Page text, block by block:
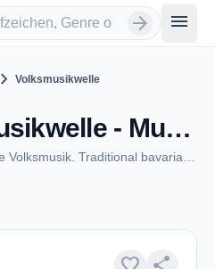
arrow_forward menu
chevron_right Volksmusikwelle
Volksmusikwelle - Munich